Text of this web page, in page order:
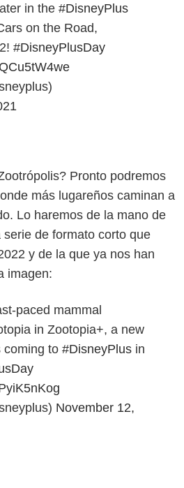
in the #DisneyPlus
on the Road,
#DisneyPlusDay
Pronto podremos
más lugareños caminan a
Lo haremos de la mano de
serie de formato corto que
y de la que ya nos han
imagen:
paced mammal
in Zootopia+, a new
coming to #DisneyPlus in
November 12,